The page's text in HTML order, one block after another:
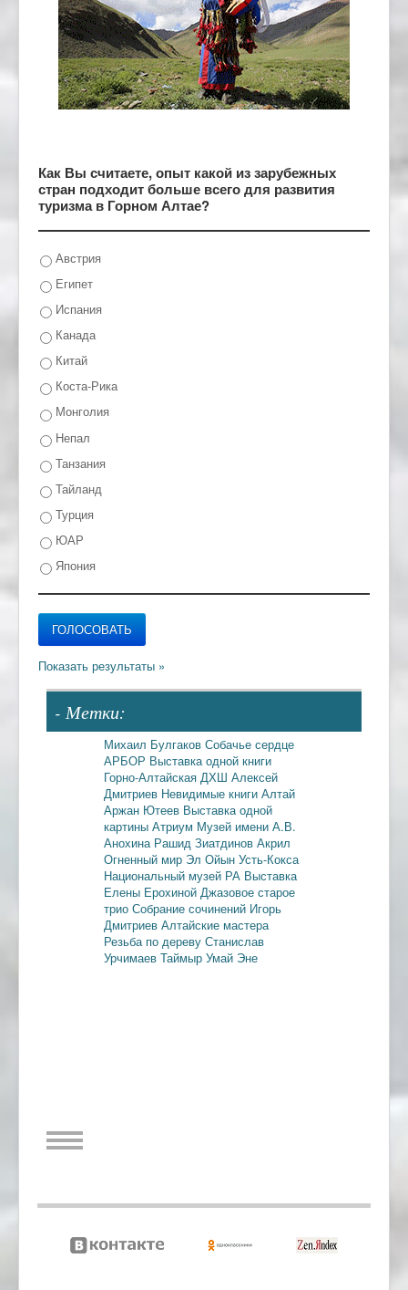
Как Вы считаете, опыт какой из зарубежных
стран подходит больше всего для развития
туризма в Горном Алтае?
Австрия
Египет
Испания
Канада
Китай
Коста-Рика
Монголия
Непал
Танзания
Тайланд
Турция
ЮАР
Япония
- Метки:
Михаил Булгаков Собачье сердце
АРБОР Выставка одной книги
Горно-Алтайская ДХШ Алексей
Дмитриев Невидимые книги Алтай
Аржан Ютеев Выставка одной
картины Атриум Музей имени А.В.
Анохина Рашид Зиатдинов Акрил
Огненный мир Эл Ойын Усть-Кокса
Национальный музей РА Выставка
Елены Ерохиной Джазовое старое
трио Собрание сочинений Игорь
Дмитриев Алтайские мастера
Резьба по дереву Станислав
Урчимаев Таймыр Умай Эне